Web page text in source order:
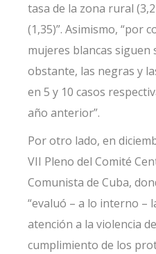
tasa de la zona rural
(1,35)”. Asimismo, “por
mujeres blancas siguen
obstante, las negras y
en 5 y 10 casos
año anterior”.
Por otro lado, en
VII Pleno del Comité
Comunista de Cuba,
“evaluó – a lo interno –
atención a la violencia
cumplimiento de los